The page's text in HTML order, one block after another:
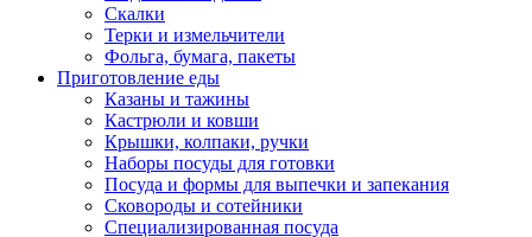
Скалки
Терки и измельчители
Фольга, бумага, пакеты
Приготовление еды
Казаны и тажины
Кастрюли и ковши
Крышки, колпаки, ручки
Наборы посуды для готовки
Посуда и формы для выпечки и запекания
Сковороды и сотейники
Специализированная посуда